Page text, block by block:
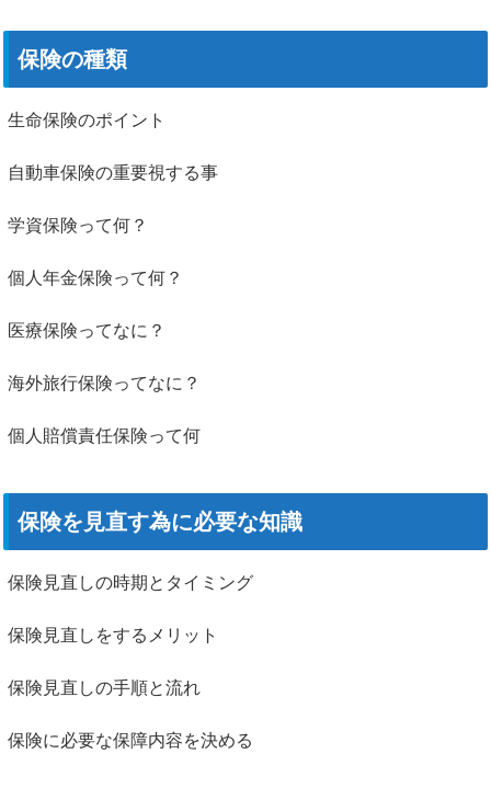
保険の種類
生命保険のポイント
自動車保険の重要視する事
学資保険って何？
個人年金保険って何？
医療保険ってなに？
海外旅行保険ってなに？
個人賠償責任保険って何
保険を見直す為に必要な知識
保険見直しの時期とタイミング
保険見直しをするメリット
保険見直しの手順と流れ
保険に必要な保障内容を決める